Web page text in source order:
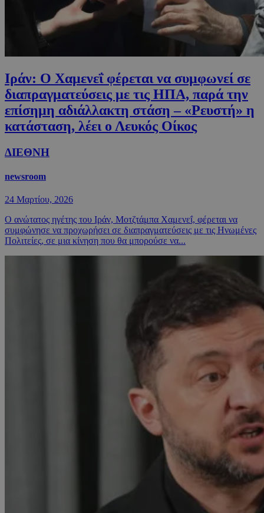
Ιράν: Ο Χαμενεΐ φέρεται να συμφωνεί σε
διαπραγματεύσεις με τις ΗΠΑ, παρά την
επίσημη αδιάλλακτη στάση – «Ρευστή» η
κατάσταση, λέει ο Λευκός Οίκος
ΔΙΕΘΝΗ
newsroom
24 Μαρτίου, 2026
Ο ανώτατος ηγέτης του Ιράν, Μοτζτάμπα Χαμενεΐ, φέρεται να
συμφώνησε να προχωρήσει σε διαπραγματεύσεις με τις Ηνωμένες
Πολιτείες, σε μια κίνηση που θα μπορούσε να...